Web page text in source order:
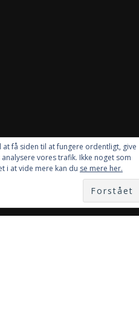
få siden til at fungere ordentligt, give
vores trafik. Ikke noget som
i at vide mere kan du se mere her.